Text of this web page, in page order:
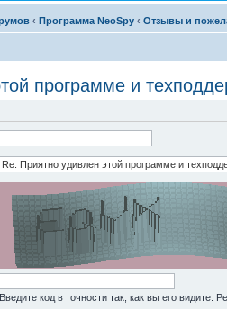
‹ Программа NeoSpy ‹ Отзывы и
программе и
Введите код в точности так, как вы его видите.